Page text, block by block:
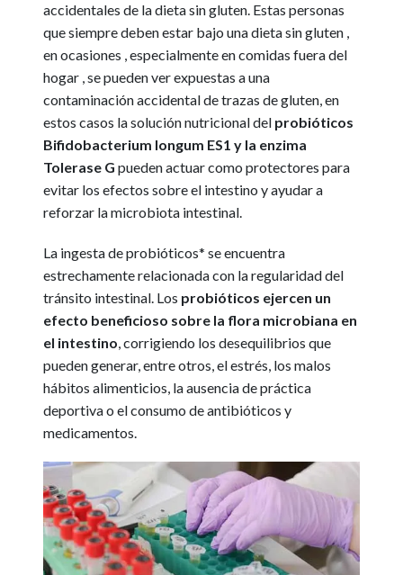
accidentales de la dieta sin gluten. Estas personas
que siempre deben estar bajo una dieta sin gluten ,
en ocasiones , especialmente en comidas fuera del
hogar , se pueden ver expuestas a una
contaminación accidental de trazas de gluten, en
estos casos la solución nutricional del probióticos
Bifidobacterium longum ES1 y la enzima
Tolerase G pueden actuar como protectores para
evitar los efectos sobre el intestino y ayudar a
reforzar la microbiota intestinal.
La ingesta de probióticos* se encuentra
estrechamente relacionada con la regularidad del
tránsito intestinal. Los probióticos ejercen un
efecto beneficioso sobre la flora microbiana en
el intestino, corrigiendo los desequilibrios que
pueden generar, entre otros, el estrés, los malos
hábitos alimenticios, la ausencia de práctica
deportiva o el consumo de antibióticos y
medicamentos.